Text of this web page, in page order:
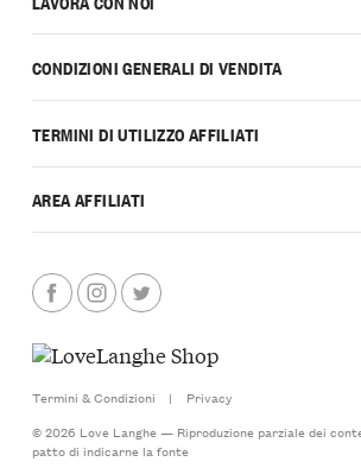
CONDIZIONI GENERALI DI VENDITA
TERMINI DI UTILIZZO AFFILIATI
AREA AFFILIATI
Termini & Condizioni |
Privacy
© 2026 Love Langhe — Riproduzione parziale dei
patto di indicarne la fonte